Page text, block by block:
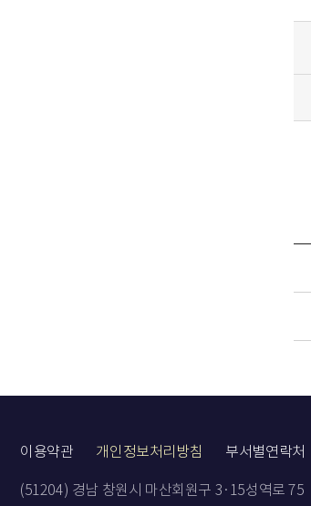
이용약관 개인정보처리방침 부서별연락처
(51204) 경남 창원시 마산회원구 3·15성역로 75